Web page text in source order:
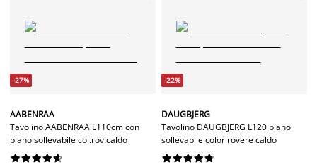
-27%
AABENRAA
Tavolino AABENRAA L110cm con
piano sollevabile col.rov.caldo






-22%
DAUGBJERG
Tavolino DAUGBJERG L120 piano
sollevabile color rovere caldo





